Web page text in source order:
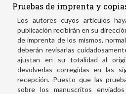
Pruebas de imprenta y
Los autores cuyos artículos
publicación recibirán en su
de imprenta de los mismos,
deberán revisarlas
ajustan en su totalidad al
devolverlas corregidas en las
recepción. Puesto que las
sobre los manuscritos